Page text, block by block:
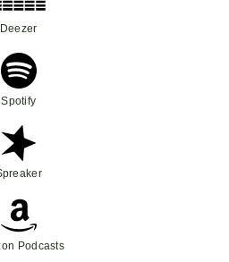
Deezer
Spotify
Podcasts